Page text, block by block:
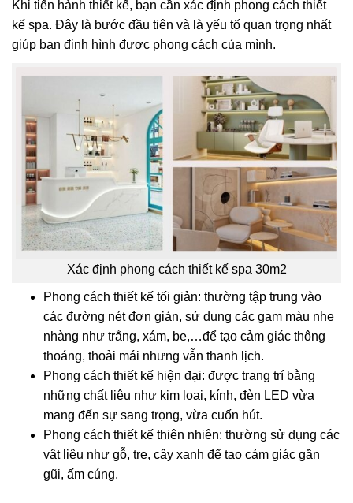
Khi tiến hành thiết kế, bạn cần xác định phong cách thiết
kế spa. Đây là bước đầu tiên và là yếu tố quan trọng nhất
giúp bạn định hình được phong cách của mình.
Xác định phong cách thiết kế spa 30m2
Phong cách thiết kế tối giản: thường tập trung vào
các đường nét đơn giản, sử dụng các gam màu nhẹ
nhàng như trắng, xám, be,…để tạo cảm giác thông
thoáng, thoải mái nhưng vẫn thanh lịch.
Phong cách thiết kế hiện đại: được trang trí bằng
những chất liệu như kim loại, kính, đèn LED vừa
mang đến sự sang trọng, vừa cuốn hút.
Phong cách thiết kế thiên nhiên: thường sử dụng các
vật liệu như gỗ, tre, cây xanh để tạo cảm giác gần
gũi, ấm cúng.